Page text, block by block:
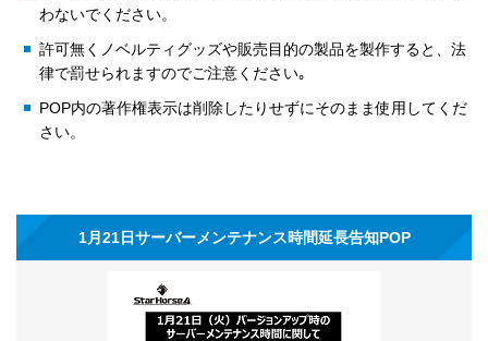
わないでください。
許可無くノベルティグッズや販売目的の製品を製作すると、法
律で罰せられますのでご注意ください｡
POP内の著作権表示は削除したりせずにそのまま使用してくだ
さい。
1月21日サーバーメンテナンス時間延長告知POP